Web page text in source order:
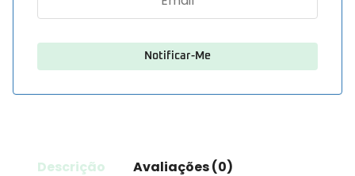
Descrição Avaliações (0)